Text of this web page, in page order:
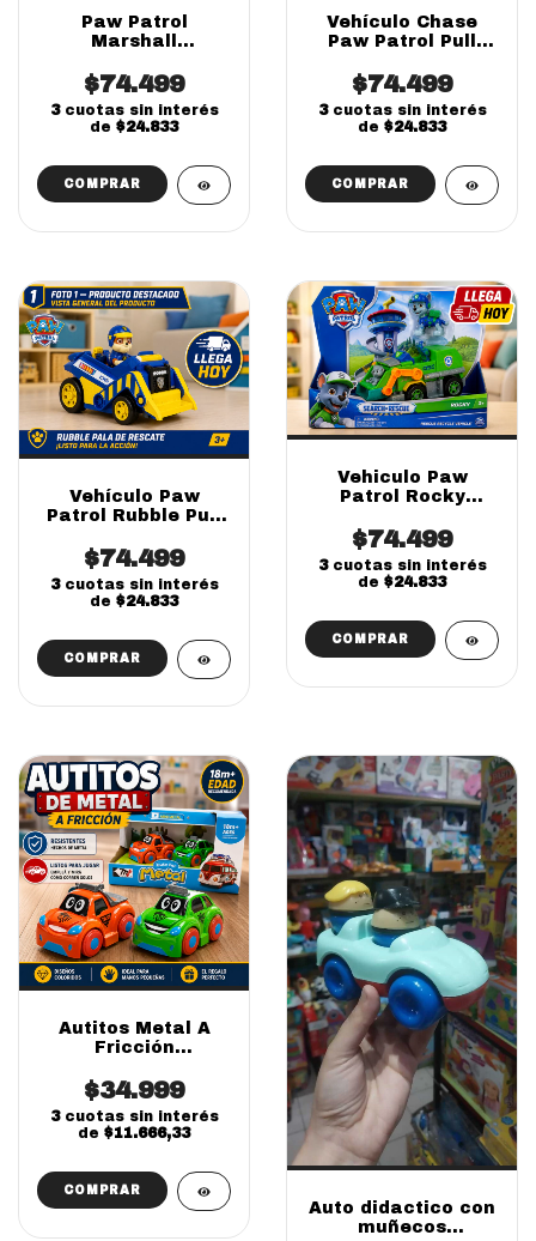
Paw Patrol
Marshall
Back Con Figura
$74.499
3 cuotas sin interés
de $24.833
Vehículo Chase
Paw Patrol Pull
Search & Rescue
$74.499
3 cuotas sin interés
de $24.833
Vehículo Paw
Patrol Rubble Pull
Rescue (online)
$74.499
3 cuotas sin interés
de $24.833
Vehiculo Paw
Patrol Rocky
Original (online)
$74.499
3 cuotas sin interés
de $24.833
Autitos Metal A
Fricción
Niños X2
$34.999
3 cuotas sin interés
de $11.666,33
Auto didactico con
muñecos